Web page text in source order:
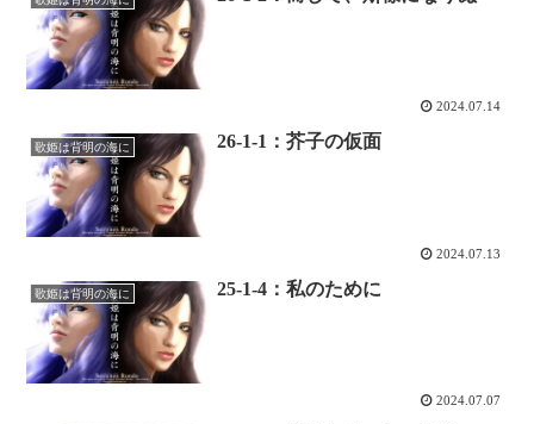
2024.07.14
歌姫は背明の海に 26-1-1：芥子の仮面
2024.07.13
歌姫は背明の海に 25-1-4：私のために
2024.07.07